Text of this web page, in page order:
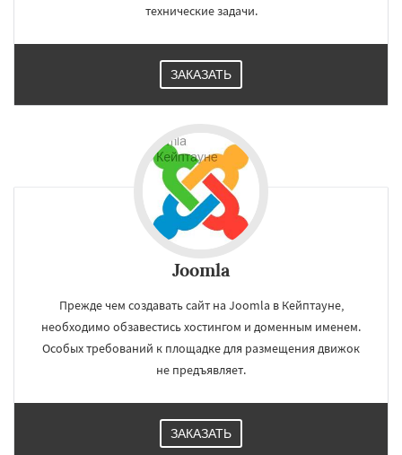
технические задачи.
ЗАКАЗАТЬ
Joomla
Прежде чем создавать сайт на Joomla в Кейптауне,
необходимо обзавестись хостингом и доменным именем.
Особых требований к площадке для размещения движок
не предъявляет.
ЗАКАЗАТЬ